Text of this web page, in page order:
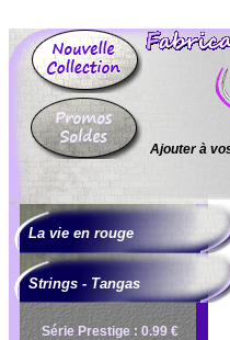
Ajouter à
La vie en rouge
Strings - Tangas
Série Prestige : 0.99 €